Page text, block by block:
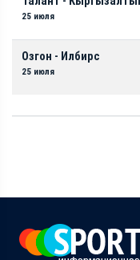
25 июля
Озгон - Илбирс
25 июля